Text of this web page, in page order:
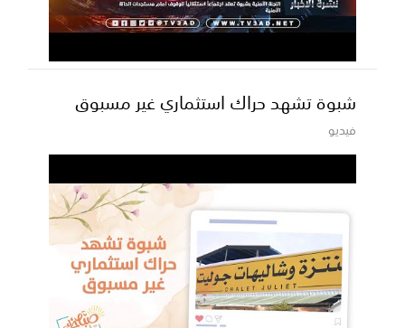
شبوة تشهد حراك استثماري غير مسبوق
فيديو